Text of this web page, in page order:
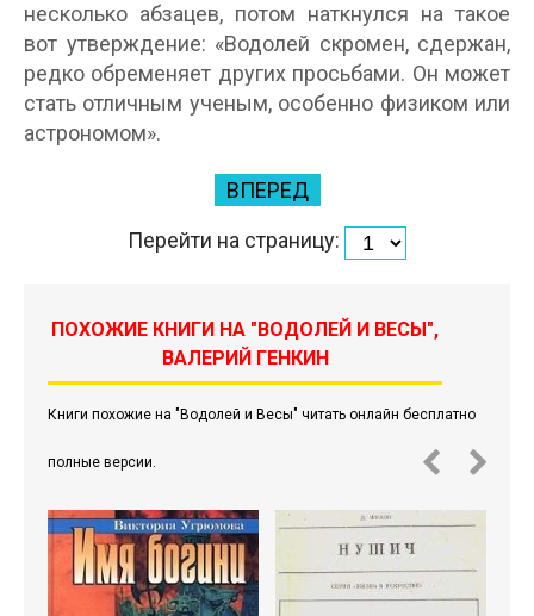
несколько абзацев, потом наткнулся на такое
вот утверждение: «Водолей скромен, сдержан,
редко обременяет других просьбами. Он может
стать отличным ученым, особенно физиком или
астрономом».
ВПЕРЕД
Перейти на страницу:
ПОХОЖИЕ КНИГИ НА "ВОДОЛЕЙ И ВЕСЫ",
ВАЛЕРИЙ ГЕНКИН
Книги похожие на "Водолей и Весы" читать онлайн бесплатно
полные версии.